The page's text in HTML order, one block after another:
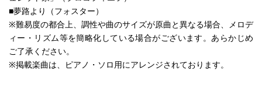
■夢路より（フォスター）
※難易度の都合上、調性や曲のサイズが原曲と異なる場合、メロデ
ィー・リズム等を簡略化している場合がございます。あらかじめ
ご了承ください。
※掲載楽曲は、ピアノ・ソロ用にアレンジされております。